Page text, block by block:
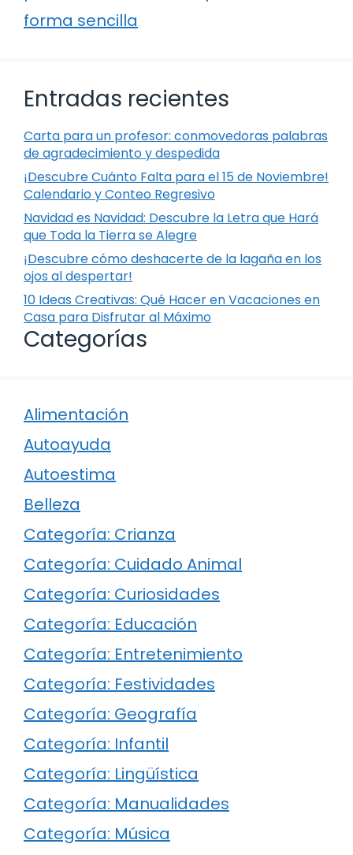
forma sencilla
Entradas recientes
Carta para un profesor: conmovedoras palabras
de agradecimiento y despedida
¡Descubre Cuánto Falta para el 15 de Noviembre!
Calendario y Conteo Regresivo
Navidad es Navidad: Descubre la Letra que Hará
que Toda la Tierra se Alegre
¡Descubre cómo deshacerte de la lagaña en los
ojos al despertar!
10 Ideas Creativas: Qué Hacer en Vacaciones en
Casa para Disfrutar al Máximo
Categorías
Alimentación
Autoayuda
Autoestima
Belleza
Categoría: Crianza
Categoría: Cuidado Animal
Categoría: Curiosidades
Categoría: Educación
Categoría: Entretenimiento
Categoría: Festividades
Categoría: Geografía
Categoría: Infantil
Categoría: Lingüística
Categoría: Manualidades
Categoría: Música